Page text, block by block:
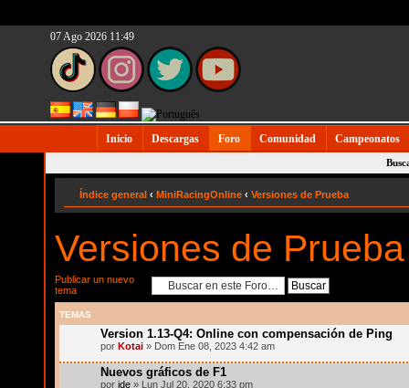
07 Ago 2026 11:49
Inicio Descargas Foro Comunidad Campeonatos
Índice general ‹ MiniRacingOnline ‹ Versiones de Prueba
Versiones de Prueba
Publicar un nuevo
tema
TEMAS
Version 1.13-Q4: Online con compensación de Ping
por Kotai » Dom Ene 08, 2023 4:42 am
Nuevos gráficos de F1
por ide » Lun Jul 20, 2020 6:33 pm